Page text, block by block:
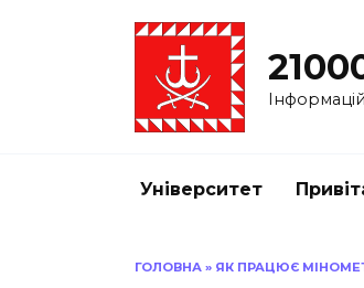
Університет
ГОЛОВНА » ЯК ПРАЦЮЄ